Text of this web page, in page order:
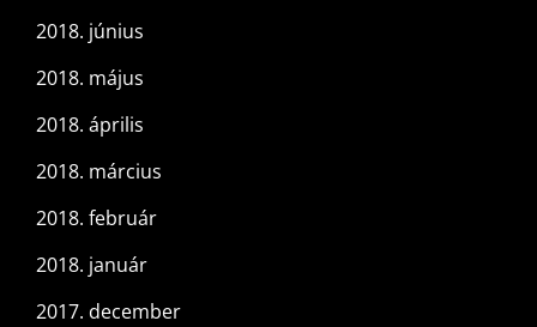
2018. június
2018. május
2018. április
2018. március
2018. február
2018. január
2017. december